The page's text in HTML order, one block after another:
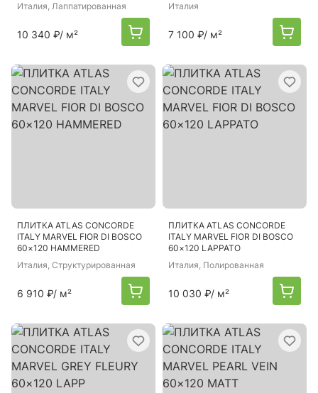
Италия, Лаппатированная
10 340 ₽/ м²
Италия
7 100 ₽/ м²
ПЛИТКА ATLAS CONCORDE
ITALY MARVEL FIOR DI BOSCO
60×120 HAMMERED
Италия, Структурированная
6 910 ₽/ м²
ПЛИТКА ATLAS CONCORDE
ITALY MARVEL FIOR DI BOSCO
60×120 LAPPATO
Италия, Полированная
10 030 ₽/ м²